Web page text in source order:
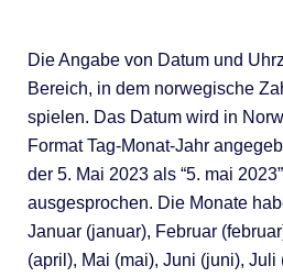
Die Angabe von Datum und
Bereich, in dem norwegische
spielen. Das Datum wird in
Format Tag-Monat-Jahr
der 5. Mai 2023 als “5. mai
ausgesprochen. Die Monate
Januar (januar), Februar
(april), Mai (mai), Juni (juni), Juli